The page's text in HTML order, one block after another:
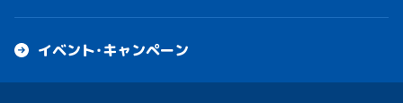
イベント・キャンペーン